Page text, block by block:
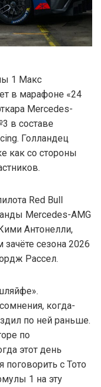
1 Макс
в марафоне «24
Mercedes-
в составе
Голландец
как со стороны
Red Bull
Mercedes-AMG
Антонелли,
сезона 2026
Рассел.
когда-
по ней раньше.
по
этот день
с Тото
1 на эту